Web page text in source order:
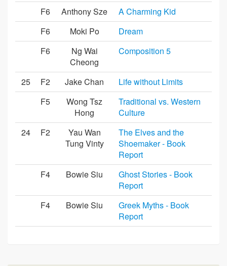
F6 Anthony Sze
A Charming Kid
F6
Moki Po
Dream
F6
Ng Wai
Cheong
Composition 5
25 F2 Jake Chan
Life without Limits
F5
Wong Tsz
Hong
Traditional vs. Western
Culture
24
F2
Yau Wan
Tung Vinty
The Elves and the
Shoemaker - Book
Report
F4
Bowie Siu
Ghost Stories - Book
Report
F4
Bowie Siu
Greek Myths - Book
Report